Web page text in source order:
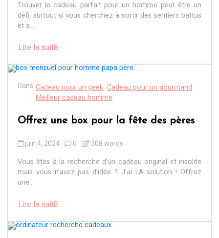
Trouver le cadeau parfait pour un homme peut être un
défi, surtout si vous cherchez à sortir des sentiers battus
et à...
Lire la suite
Dans Cadeau pour un geek Cadeau pour un gourmand
Meilleur cadeau homme
Offrez une box pour la fête des pères
juin 4, 2024 0 308 words
Vous êtes à la recherche d’un cadeau original et insolite
mais vous n’avez pas d’idée ? J’ai LA solution ! Offrez
une...
Lire la suite